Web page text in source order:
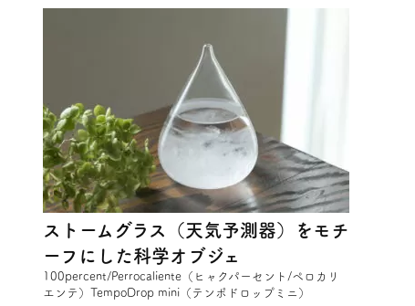
ストームグラス（天気予測器）をモチ
ーフにした科学オブジェ
100percent/Perrocaliente（ヒャクパーセント/ペロカリ
エンテ）TempoDrop mini（テンポドロップミニ）